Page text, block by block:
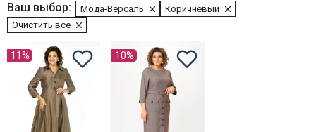
Ваш выбор: Мода-Версаль
Коричневый
Очистить все
11% 10%